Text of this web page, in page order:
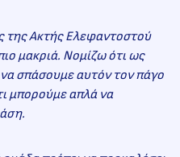
της Ακτής Ελεφαντοστού
μακριά. Νομίζω ότι ως
σπάσουμε αυτόν τον πάγο
μπορούμε απλά να